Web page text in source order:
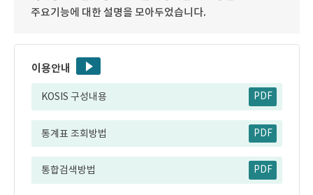
주요기능에 대한 설명을 모아두었습니다.
이용안내
KOSIS 구성내용 PDF
통계표 조회방법 PDF
통합검색방법 PDF